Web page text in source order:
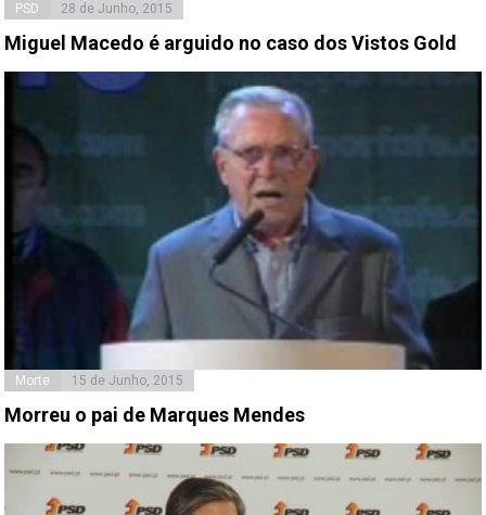
PSD 28 de Junho, 2015
Miguel Macedo é arguido no caso dos Vistos Gold
Morte 15 de Junho, 2015
Morreu o pai de Marques Mendes